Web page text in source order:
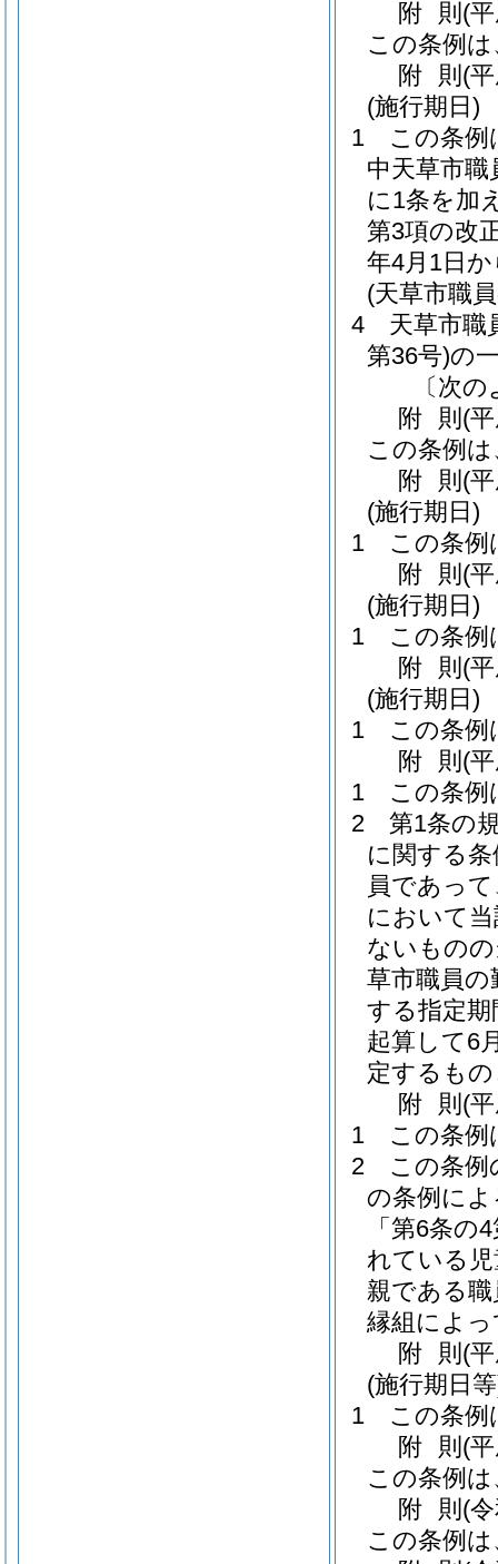
附 則 (
この条例
附 則 (
(施行期日)
1
この条例
中天草市
に1条を加
第3項の改
年4月1日
(天草市職
4
天草市職
第36号)の
〔次
附 則 (
この条例
附 則 (
(施行期日)
1
この条例
附 則 (
(施行期日)
1
この条例
附 則 (
(施行期日)
1
この条例
附 則 (
1
この条例
2
第1条の
に関する
員であっ
において
ないもの
草市職員の
する指定
起算して6
定するも
附 則 (
1
この条例
2
この条例
の条例に
「第6条
れている
親である
縁組によ
附 則 (
(施行期日
1
この条例
附 則 (
この条例
附 則 (
この条例